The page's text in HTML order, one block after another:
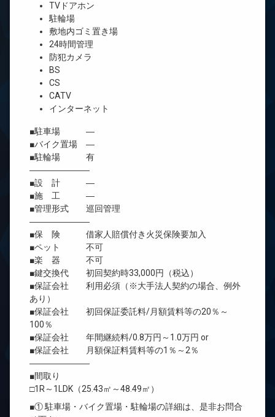
TVドアホン
駐輪場
敷地内ゴミ置き場
24時間管理
防犯カメラ
BS
CS
CATV
インターネット
■駐車場 ―
■バイク置場 ―
■駐輪場 有
―――――――
■設 計 ―
■施 工 ―
■管理形式 巡回管理
―――――――
■保 険 借家人賠償付き火災保険要加入
■ペット 不可
■楽 器 不可
■鍵交換代 初回契約時33,000円（税込）
■保証会社 利用必須（※大手法人契約の場合、例外
あり）
■保証会社 初回保証委託料/月額賃料等の20％～
100％
■保証会社 年間継続料/0.8万円～1.0万円 or
■保証会社 月額保証料賃料等の1％～2％
―――――――
■間取り
□1R～1LDK（25.43㎡～48.49㎡）
■① 駐車場・バイク置場・駐輪場の詳細は、是非お問合